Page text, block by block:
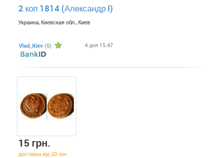
2 коп 1814 (Александр I)
Украина, Киевская обл., Киев
Vlad_Kiev (6) 4 дня 15:47
15 грн.
доставка від 20 грн.